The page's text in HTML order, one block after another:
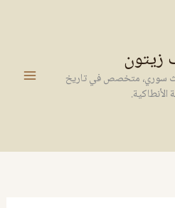
زيتون
سوري، متخصص في تاريخ
الأنطاكية.